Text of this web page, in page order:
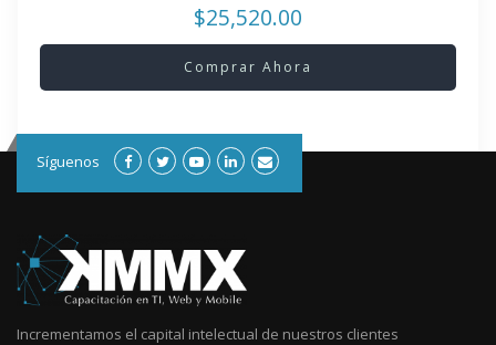
$25,520.00
Comprar Ahora
Síguenos
Incrementamos el capital intelectual de nuestros clientes